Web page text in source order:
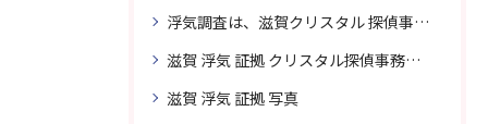
浮気調査は、滋賀クリスタル 探偵事務所はご相談
滋賀 浮気 証拠 クリスタル探偵事務所 相談 無料
滋賀 浮気 証拠 写真